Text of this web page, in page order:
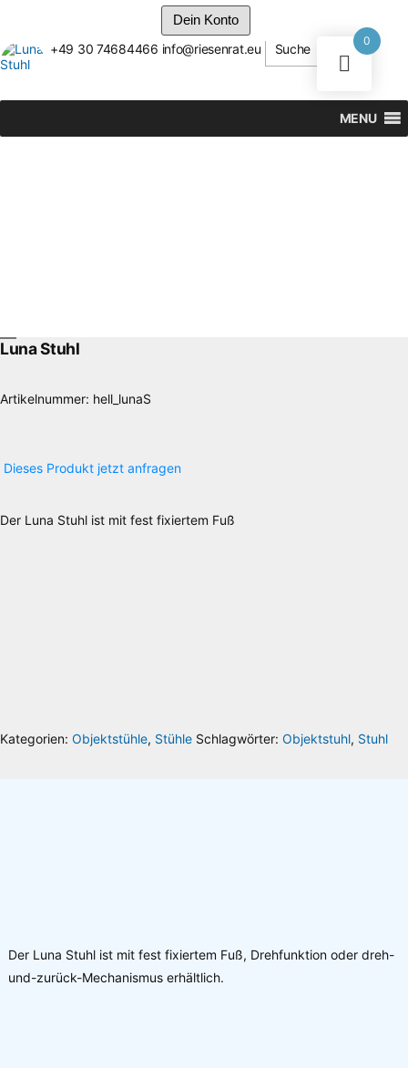
Dein Konto
Zum
Inhalt
springen
+49 30 74684466 info@riesenrat.eu Suche
MENU
Luna Stuhl
Artikelnummer: hell_lunaS
Dieses Produkt jetzt anfragen
Der Luna Stuhl ist mit fest fixiertem Fuß
Kategorien: Objektstühle, Stühle Schlagwörter: Objektstuhl, Stuhl
Der Luna Stuhl ist mit fest fixiertem Fuß, Drehfunktion oder dreh-
und-zurück-Mechanismus erhältlich.
0